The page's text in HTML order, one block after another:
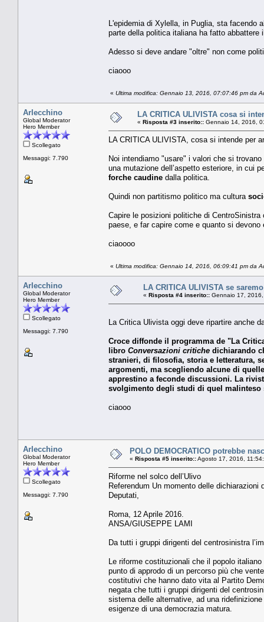
L'epidemia di Xylella, in Puglia, sta facendo
parte della politica italiana ha fatto abbattere
Adesso si deve andare "oltre" non come
ciaooo
« Ultima modifica: Gennaio 13, 2016, 07:07:46 pm da
Arlecchino
Global Moderator
Hero Member
Scollegato
Messaggi: 7.790
LA CRITICA ULIVISTA cosa si
« Risposta #3 inserito:: Gennaio 14, 2016,
LA CRITICA ULIVISTA, cosa si intende per
Noi intendiamo "usare" i valori che si
una mutazione dell’aspetto esteriore, in cui
forche caudine dalla politica.
Quindi non partitismo politico ma cultura
Capire le posizioni politiche di
paese, e far capire come e quanto si
ciaoooo
« Ultima modifica: Gennaio 14, 2016, 06:09:41 pm da
Arlecchino
Global Moderator
Hero Member
Scollegato
Messaggi: 7.790
LA CRITICA ULIVISTA se
« Risposta #4 inserito:: Gennaio 17,
La Critica Ulivista oggi deve ripartire anche
Croce diffonde il programma de "La
libro Conversazioni critiche dichiarando
stranieri, di filosofia, storia e letteratura,
argomenti, ma scegliendo alcune di
apprestino a feconde discussioni. La
svolgimento degli studi di quel
ciaooo
Arlecchino
Global Moderator
Hero Member
Scollegato
Messaggi: 7.790
POLO DEMOCRATICO potrebbe
« Risposta #5 inserito::Agosto 17, 2016,
Riforme nel solco dell’Ulivo
Referendum Un momento delle
Deputati,
Roma, 12 Aprile 2016.
ANSA/GIUSEPPE LAMI
Da tutti i gruppi dirigenti del centrosinistra
Le riforme costituzionali che il popolo
punto di approdo di un percorso più che
costitutivi che hanno dato vita al Partito
negata che tutti i gruppi dirigenti del
sistema delle alternative, ad una
esigenze di una democrazia matura.